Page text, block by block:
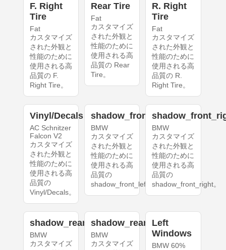
F. Right
Tire
Fat
カスタマイズ
された外観と
性能のために
使用される高
品質の F.
Right Tire。
Rear Tire
Fat
カスタマイズ
された外観と
性能のために
使用される高
品質の Rear
Tire。
R. Right
Tire
Fat
カスタマイズ
された外観と
性能のために
使用される高
品質の R.
Right Tire。
Vinyl/Decals
AC Schnitzer
Falcon V2
カスタマイズ
された外観と
性能のために
使用される高
品質の
Vinyl/Decals。
shadow_front_left
BMW
カスタマイズ
された外観と
性能のために
使用される高
品質の
shadow_front_left。
BMW
カスタマイズ
された外観と
性能のために
使用される高
品質の
shadow_front_right。
shadow_rear_left
BMW
カスタマイズ
shadow_rear_right
BMW
カスタマイズ
Left
Windows
BMW 60%